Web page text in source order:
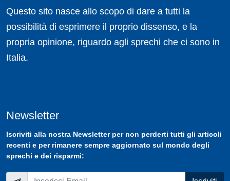
Questo sito nasce allo scopo di dare a tutti la
possibilità di esprimere il proprio dissenso, e la
propria opinione, riguardo agli sprechi che ci sono in
Italia.
Newsletter
Iscriviti alla nostra Newsletterper non perderti tutti gli articoli
recenti e per rimanere sempre aggiornato sul mondo degli
sprechi e dei risparmi: